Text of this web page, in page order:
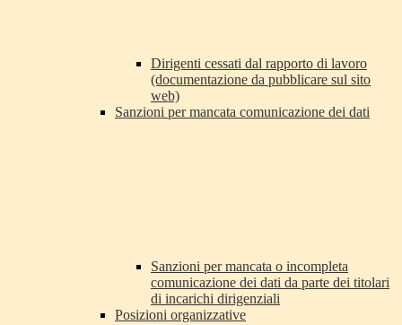
Dirigenti cessati dal rapporto di lavoro
(documentazione da pubblicare sul sito
web)
Sanzioni per mancata comunicazione dei dati
Sanzioni per mancata o incompleta
comunicazione dei dati da parte dei titolari
di incarichi dirigenziali
Posizioni organizzative